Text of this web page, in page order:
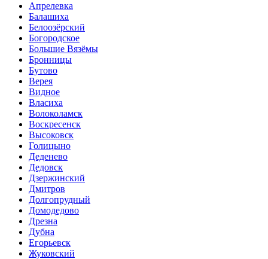
Апрелевка
Балашиха
Белоозёрский
Богородское
Большие Вязёмы
Бронницы
Бутово
Верея
Видное
Власиха
Волоколамск
Воскресенск
Высоковск
Голицыно
Деденево
Дедовск
Дзержинский
Дмитров
Долгопрудный
Домодедово
Дрезна
Дубна
Егорьевск
Жуковский